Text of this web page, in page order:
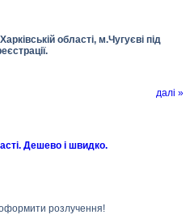
області, м.Чугуєві під
далі »
Дешево і швидко.
розлучення!